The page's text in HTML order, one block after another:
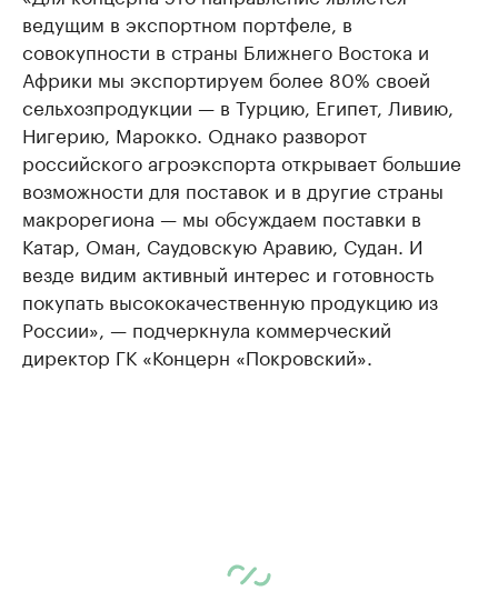
ведущим в экспортном портфеле, в
совокупности в страны Ближнего Востока и
Африки мы экспортируем более 80% своей
сельхозпродукции — в Турцию, Египет, Ливию,
Нигерию, Марокко. Однако разворот
российского агроэкспорта открывает большие
возможности для поставок и в другие страны
макрорегиона — мы обсуждаем поставки в
Катар, Оман, Саудовскую Аравию, Судан. И
везде видим активный интерес и готовность
покупать высококачественную продукцию из
России», — подчеркнула коммерческий
директор ГК «Концерн «Покровский».